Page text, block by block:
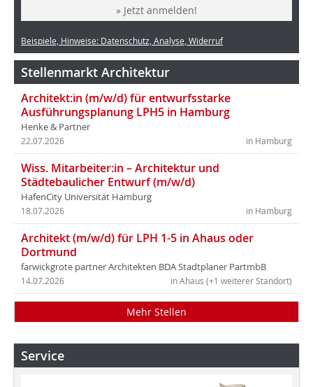
» Jetzt anmelden!
Beispiele, Hinweise: Datenschutz, Analyse, Widerruf
Stellenmarkt Architektur
Architekt:in (m/w/d) für entwurfsstarke
Ausführungsplanung LPH5 in Hamburg
Henke & Partner
in Hamburg
22.07.2026
Wiss. Mitarbeiter:in – Architektur und
Städtebaulicher Entwurf (m/w/d)
HafenCity Universität Hamburg
in Hamburg
18.07.2026
Architekt (m/w/d) für LPH 1-5 in Ahaus oder
Dortmund
farwickgrote partner Architekten BDA Stadtplaner PartmbB
in Ahaus (+1 weiterer Standort)
14.07.2026
Mehr Stellen
Service